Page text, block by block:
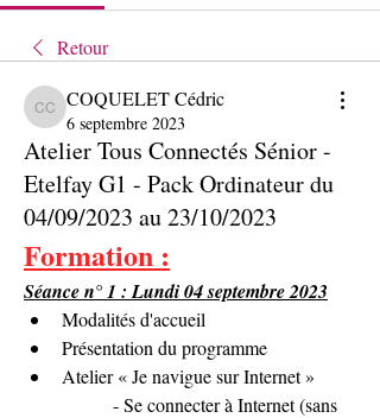
Retour
COQUELET Cédric
COQUELET Cédric
6 septembre 2023
Atelier Tous Connectés Sénior -
Etelfay G1 - Pack Ordinateur du
04/09/2023 au 23/10/2023
Formation :
Séance n° 1 : Lundi 04 septembre 2023
Modalités d'accueil
Présentation du programme
Atelier « Je navigue sur Internet »
- Se connecter à Internet (sans